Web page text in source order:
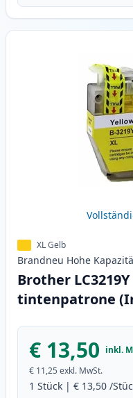
XL Gelb
Brandneu Hohe
Brother
tintenpatrone
€ 13,50 inkl.
€ 11,25 exkl. MwSt.
1 Stück | € 13,50 /